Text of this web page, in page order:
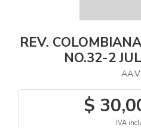
REV.
NO.32-2
$
IVA